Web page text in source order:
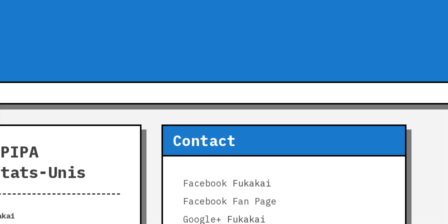
Unis
Contact
FacebookFukakai
Facebook Fan Page
Google+ Fukakai